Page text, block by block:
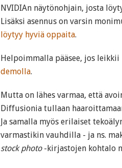
NVIDIAn näytönohjain, josta
Lisäksi asennus on varsin
löytyy hyviä oppaita.
Helpoimmalla pääsee, jos
demolla.
Mutta on lähes varmaa, että
Diffusionia tullaan
Ja samalla myös erilaiset
varmastikin vauhdilla - ja ns.
stock photo-kirjastojen kohtalo